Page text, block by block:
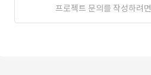
프로젝트 문의를 작성하려면